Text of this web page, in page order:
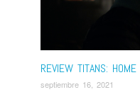
REVIEW TITANS: HOME
septiembre 16, 2021